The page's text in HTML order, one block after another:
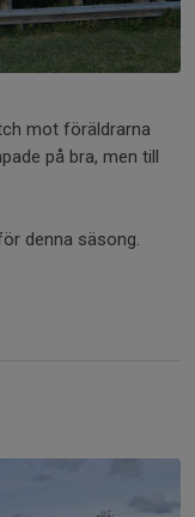
mot föräldrarna
på bra, men till
denna säsong.